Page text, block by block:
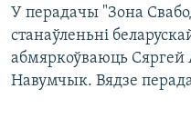
У перадачы "Зона
станаўленьні
абмяркоўваюць Сяргей
Навумчык. Вядзе